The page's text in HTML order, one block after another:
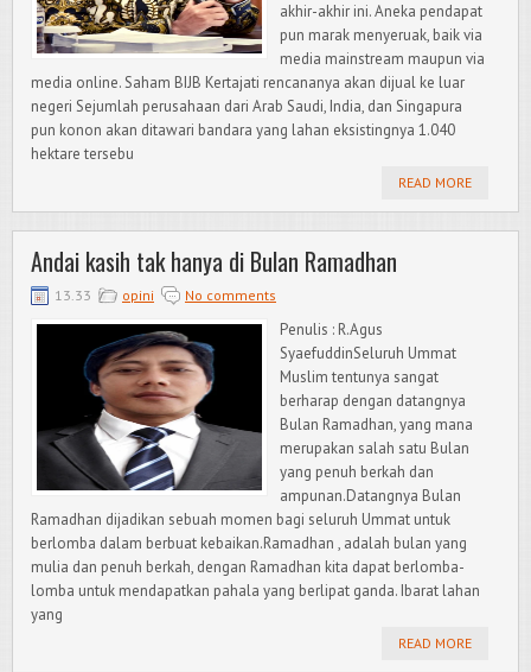
akhir-akhir ini. Aneka pendapat
pun marak menyeruak, baik via
media mainstream maupun via
media online. Saham BIJB Kertajati rencananya akan dijual ke luar
negeri Sejumlah perusahaan dari Arab Saudi, India, dan Singapura
pun konon akan ditawari bandara yang lahan eksistingnya 1.040
hektare tersebu
READ MORE
Andai kasih tak hanya di Bulan Ramadhan
13.33 opini No comments
Penulis : R.Agus
SyaefuddinSeluruh Ummat
Muslim tentunya sangat
berharap dengan datangnya
Bulan Ramadhan, yang mana
merupakan salah satu Bulan
yang penuh berkah dan
ampunan.Datangnya Bulan
Ramadhan dijadikan sebuah momen bagi seluruh Ummat untuk
berlomba dalam berbuat kebaikan.Ramadhan , adalah bulan yang
mulia dan penuh berkah, dengan Ramadhan kita dapat berlomba-
lomba untuk mendapatkan pahala yang berlipat ganda. Ibarat lahan
yang
READ MORE